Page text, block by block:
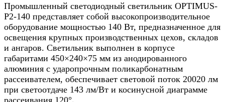
Промышленный светодиодный светильник OPTIMUS-
P2-140 представляет собой высокопроизводительное
оборудование мощностью 140 Вт, предназначенное для
освещения крупных производственных цехов, складов
и ангаров. Светильник выполнен в корпусе
габаритами 450×240×75 мм из анодированного
алюминия с ударопрочным поликарбонатным
рассеивателем, обеспечивает световой поток 20020 лм
при светоотдаче 143 лм/Вт и косинусной диаграмме